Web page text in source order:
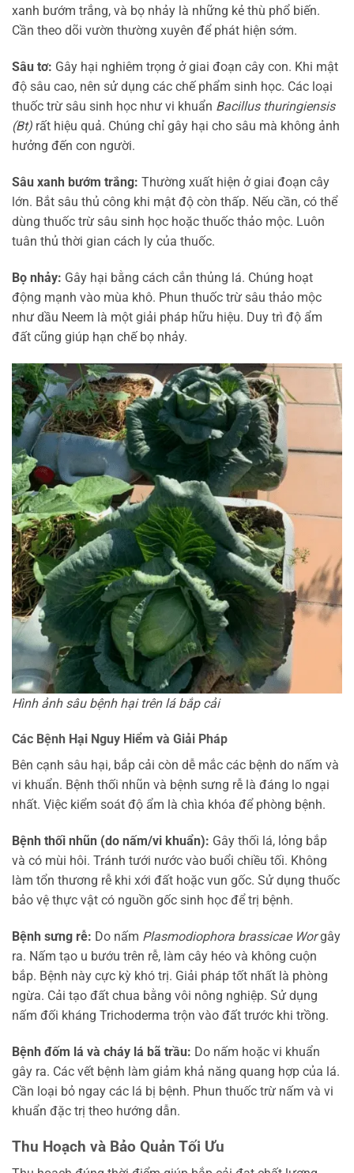
xanh bướm trắng, và bọ nhảy là những kẻ thù phổ biến.
Cần theo dõi vườn thường xuyên để phát hiện sớm.
Sâu tơ: Gây hại nghiêm trọng ở giai đoạn cây con. Khi mật
độ sâu cao, nên sử dụng các chế phẩm sinh học. Các loại
thuốc trừ sâu sinh học như vi khuẩn Bacillus thuringiensis
(Bt) rất hiệu quả. Chúng chỉ gây hại cho sâu mà không ảnh
hưởng đến con người.
Sâu xanh bướm trắng: Thường xuất hiện ở giai đoạn cây
lớn. Bắt sâu thủ công khi mật độ còn thấp. Nếu cần, có thể
dùng thuốc trừ sâu sinh học hoặc thuốc thảo mộc. Luôn
tuân thủ thời gian cách ly của thuốc.
Bọ nhảy: Gây hại bằng cách cắn thủng lá. Chúng hoạt
động mạnh vào mùa khô. Phun thuốc trừ sâu thảo mộc
như dầu Neem là một giải pháp hữu hiệu. Duy trì độ ẩm
đất cũng giúp hạn chế bọ nhảy.
Hình ảnh sâu bệnh hại trên lá bắp cải
Các Bệnh Hại Nguy Hiểm và Giải Pháp
Bên cạnh sâu hại, bắp cải còn dễ mắc các bệnh do nấm và
vi khuẩn. Bệnh thối nhũn và bệnh sưng rễ là đáng lo ngại
nhất. Việc kiểm soát độ ẩm là chìa khóa để phòng bệnh.
Bệnh thối nhũn (do nấm/vi khuẩn): Gây thối lá, lỏng bắp
và có mùi hôi. Tránh tưới nước vào buổi chiều tối. Không
làm tổn thương rễ khi xới đất hoặc vun gốc. Sử dụng thuốc
bảo vệ thực vật có nguồn gốc sinh học để trị bệnh.
Bệnh sưng rễ: Do nấm Plasmodiophora brassicae Worgây
ra. Nấm tạo u bướu trên rễ, làm cây héo và không cuộn
bắp. Bệnh này cực kỳ khó trị. Giải pháp tốt nhất là phòng
ngừa. Cải tạo đất chua bằng vôi nông nghiệp. Sử dụng
nấm đối kháng Trichoderma trộn vào đất trước khi trồng.
Bệnh đốm lá và cháy lá bã trầu: Do nấm hoặc vi khuẩn
gây ra. Các vết bệnh làm giảm khả năng quang hợp của lá.
Cần loại bỏ ngay các lá bị bệnh. Phun thuốc trừ nấm và vi
khuẩn đặc trị theo hướng dẫn.
Thu Hoạch và Bảo Quản Tối Ưu